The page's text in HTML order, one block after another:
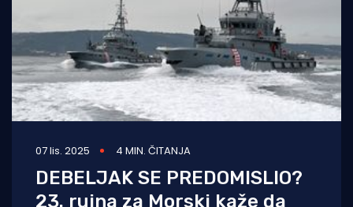
07 lis. 2025 4 MIN. ČITANJA
DEBELJAK SE PREDOMISLIO?
23. rujna za Morski kaže da